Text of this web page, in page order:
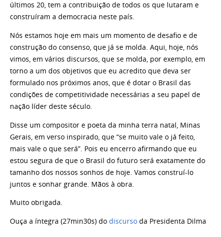
últimos 20, tem a contribuição de todos os que lutaram e
construíram a democracia neste país.
Nós estamos hoje em mais um momento de desafio e de
construção do consenso, que já se molda. Aqui, hoje, nós
vimos, em vários discursos, que se molda, por exemplo, em
torno a um dos objetivos que eu acredito que deva ser
formulado nos próximos anos, que é dotar o Brasil das
condições de competitividade necessárias a seu papel de
nação líder deste século.
Disse um compositor e poeta da minha terra natal, Minas
Gerais, em verso inspirado, que “se muito vale o já feito,
mais vale o que será”. Pois eu encerro afirmando que eu
estou segura de que o Brasil do futuro será exatamente do
tamanho dos nossos sonhos de hoje. Vamos construí-lo
juntos e sonhar grande. Mãos à obra.
Muito obrigada.
Ouça a íntegra (27min30s) do discurso da Presidenta Dilma